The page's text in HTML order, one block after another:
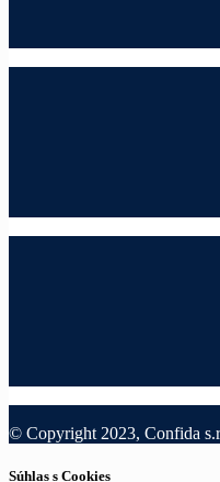
© Copyright 2023, Confida
Súhlas s Cookies